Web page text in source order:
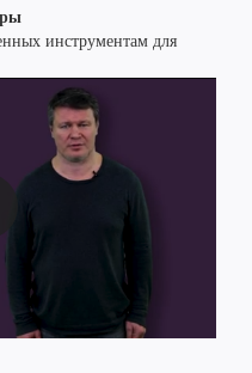
инструментам для